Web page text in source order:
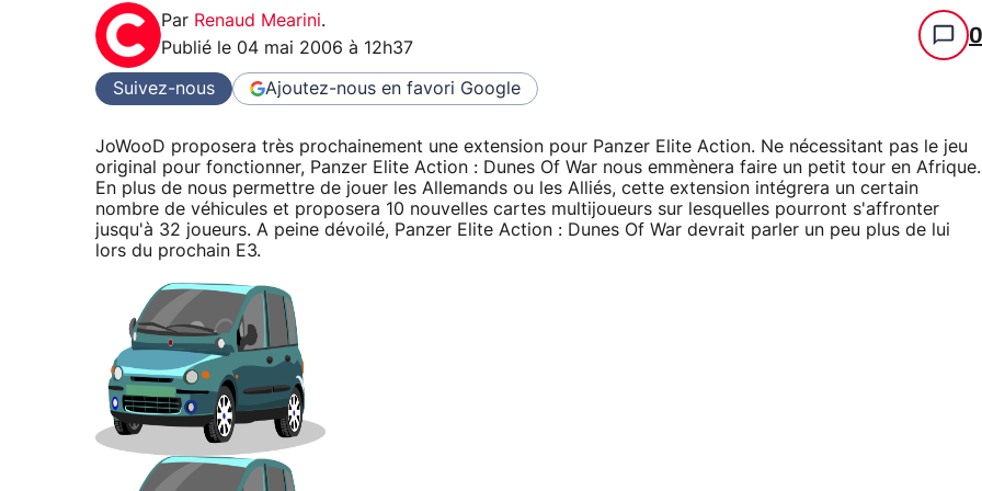
Par Renaud Mearini.
Publié le 04 mai 2006 à 12h37 0
Suivez-nous Ajoutez-nous en favori Google
JoWooD proposera très prochainement une extension pour Panzer Elite Action. Ne nécessitant pas le jeu
original pour fonctionner, Panzer Elite Action : Dunes Of War nous emmènera faire un petit tour en Afrique.
En plus de nous permettre de jouer les Allemands ou les Alliés, cette extension intégrera un certain
nombre de véhicules et proposera 10 nouvelles cartes multijoueurs sur lesquelles pourront s'affronter
jusqu'à 32 joueurs. A peine dévoilé, Panzer Elite Action : Dunes Of War devrait parler un peu plus de lui
lors du prochain E3.